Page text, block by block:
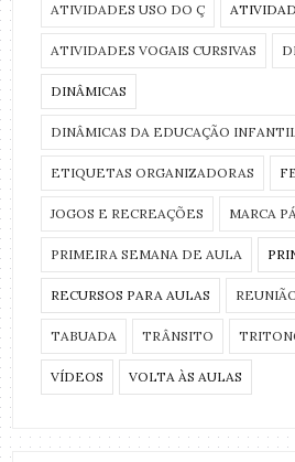
ATIVIDADES USO DO Ç
ATIVIDADES VOGAIS CURSIVAS
DINÂMICAS
DINÂMICAS DA EDUCAÇÃO
ETIQUETAS ORGANIZADORAS
JOGOS E RECREAÇÕES MARCA
PRIMEIRA SEMANA DE AULA
RECURSOS PARA AULAS
TABUADA TRÂNSITO
VÍDEOS VOLTA ÀS AULAS